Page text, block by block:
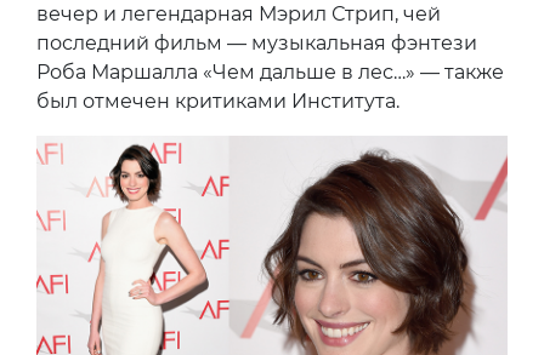
вечер и легендарная Мэрил Стрип, чей
последний фильм — музыкальная фэнтези
Роба Маршалла «Чем дальше в лес…» — также
был отмечен критиками Института.